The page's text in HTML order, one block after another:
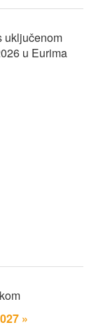
uključenom
u Eurima
»